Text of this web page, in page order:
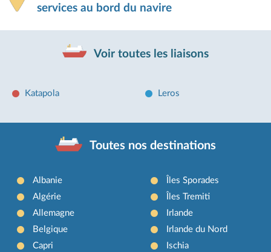
services au bord du navire
Voir toutes les liaisons
Katapola Leros
Toutes nos destinations
Albanie
Algérie
Allemagne
Belgique
Capri
Îles Sporades
Îles Tremiti
Irlande
Irlande du Nord
Ischia